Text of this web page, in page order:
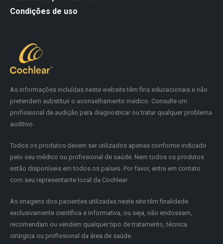
As informações incluídas neste website têm fins educacionais e não
pretendem substituir o aconselhamento médico. Consulte um
profissional de audição para diagnosticar ou tratar qualquer problema
auditivo.
Todos os produtos devem ser utilizados apenas conforme indicado
pelo seu médico ou profissional de saúde. Nem todos os produtos
estão disponíveis em todos os países. Por favor, entre em contato
com seu representante local da Cochlear.
As imagens dos pacientes utilizadas neste site têm finalidade
exclusivamente científica e informativa, ou seja, não endossam,
recomendam ou vendem qualquer tipo de tratamento, técnica
cirúrgica ou profissional da área de saúde.
Condições de uso